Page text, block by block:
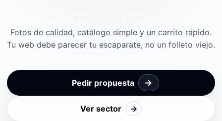
Fotos de calidad, catálogo simple y un carrito rápido.
Tu web debe parecer tu escaparate, no un folleto viejo.
Pedir propuesta →
Ver sector →